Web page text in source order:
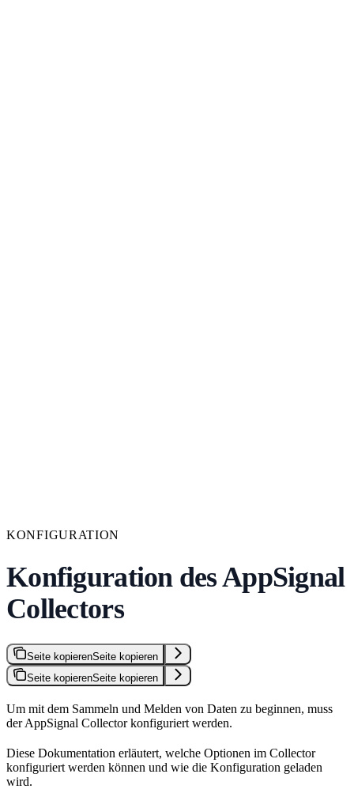
KONFIGURATION
Konfiguration des AppSignal
Collectors
Seite kopierenSeite kopieren
Seite kopierenSeite kopieren
Um mit dem Sammeln und Melden von Daten zu beginnen, muss
der AppSignal Collector konfiguriert werden.
Diese Dokumentation erläutert, welche Optionen im Collector
konfiguriert werden können und wie die Konfiguration geladen
wird.